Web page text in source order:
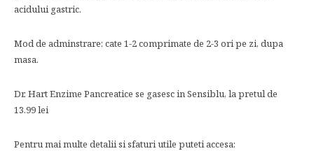
acidului gastric.
Mod de adminstrare: cate 1-2 comprimate de 2-3 ori pe zi, dupa
masa.
Dr. Hart Enzime Pancreatice se gasesc in Sensiblu, la pretul de
13.99 lei
Pentru mai multe detalii si sfaturi utile puteti accesa: